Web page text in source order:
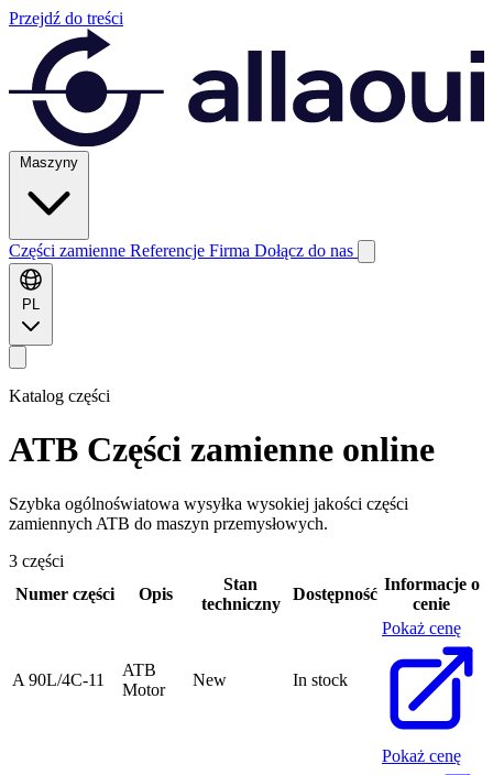
Przejdź do treści
Maszyny
Części zamienne Referencje Firma Dołącz do nas
PL
Katalog części
ATB Części zamienne online
Szybka ogólnoświatowa wysyłka wysokiej jakości części
zamiennych ATB do maszyn przemysłowych.
3 części
Numer części
Opis
Stan
techniczny
Dostępność
Informacje o
cenie
A 90L/4C-11
ATB
Motor
New In stock
Pokaż cenę
Pokaż cenę